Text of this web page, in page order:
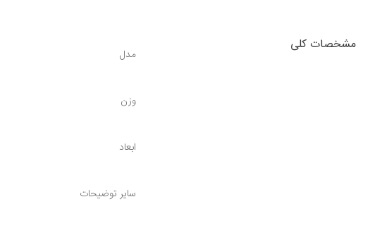
مشخصات کلی
مدل
وزن
ابعاد
سایر توضیحات